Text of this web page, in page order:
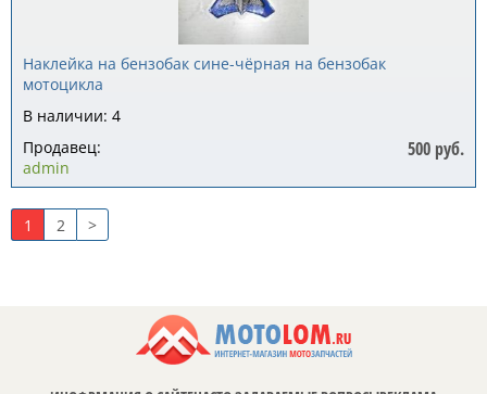
Наклейка на бензобак сине-чёрная на бензобак
мотоцикла
В наличии: 4
500 руб.
Продавец:
admin
1 2 >